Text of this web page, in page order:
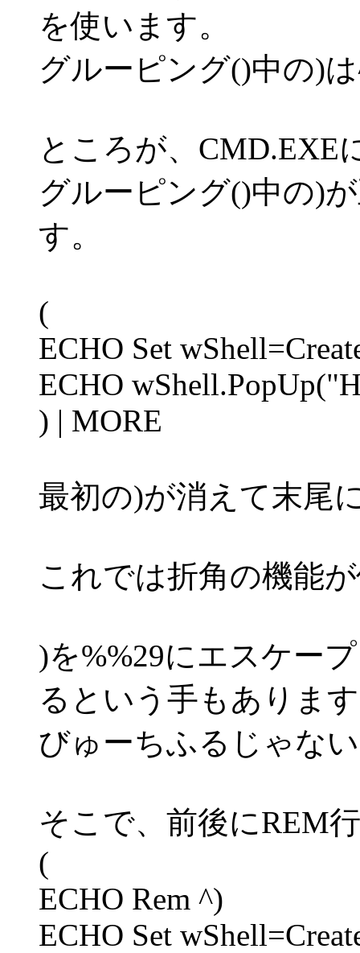
を使います。
グルーピング()中の)
ところが、CMD.EXE
グルーピング()中の)
す。
(
ECHO Set
ECHO
) | MORE
最初の)が消えて末尾
これでは折角の機能
)を%%29にエスケー
るという手もありま
びゅーちふるじゃな
そこで、前後にREM
(
ECHO Rem ^)
ECHO Set